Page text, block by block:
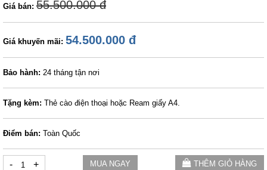
Giá bán: 55.500.000 đ
Giá khuyến mãi: 54.500.000 đ
Bảo hành: 24 tháng tận nơi
Tặng kèm: Thẻ cào điện thoại hoặc Ream giấy A4.
Điểm bán: Toàn Quốc
- + MUA NGAY THÊM GIỎ HÀNG